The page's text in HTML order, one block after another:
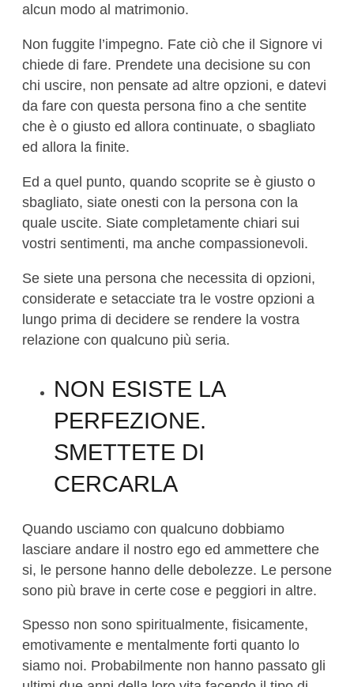
alcun modo al matrimonio.
Non fuggite l’impegno. Fate ciò che il Signore vi
chiede di fare. Prendete una decisione su con
chi uscire, non pensate ad altre opzioni, e datevi
da fare con questa persona fino a che sentite
che è o giusto ed allora continuate, o sbagliato
ed allora la finite.
Ed a quel punto, quando scoprite se è giusto o
sbagliato, siate onesti con la persona con la
quale uscite. Siate completamente chiari sui
vostri sentimenti, ma anche compassionevoli.
Se siete una persona che necessita di opzioni,
considerate e setacciate tra le vostre opzioni a
lungo prima di decidere se rendere la vostra
relazione con qualcuno più seria.
NON ESISTE LA
PERFEZIONE.
SMETTETE DI
CERCARLA
Quando usciamo con qualcuno dobbiamo
lasciare andare il nostro ego ed ammettere che
si, le persone hanno delle debolezze. Le persone
sono più brave in certe cose e peggiori in altre.
Spesso non sono spiritualmente, fisicamente,
emotivamente e mentalmente forti quanto lo
siamo noi. Probabilmente non hanno passato gli